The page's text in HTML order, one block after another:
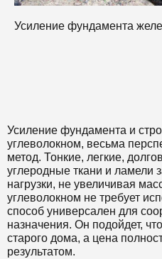
Усиление фундамента
Усиление фундамента и
углеволокном, весьма
метод. Тонкие, легкие,
углеродные ткани и ламели
нагрузки, не увеличивая
углеволокном не требует
способ универсален для
назначения. Он подойдет,
старого дома, а цена
результатом.